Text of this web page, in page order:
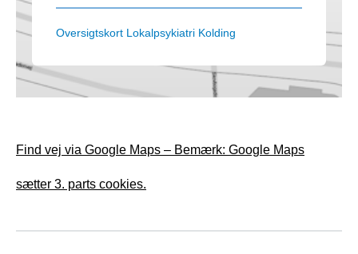
Oversigtskort Lokalpsykiatri Kolding
Find vej via Google Maps – Bemærk: Google Maps
sætter 3. parts cookies.